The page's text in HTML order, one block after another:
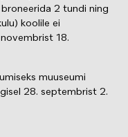
2 tundi ning
koolile ei
18.
muuseumi
28. septembrist 2.